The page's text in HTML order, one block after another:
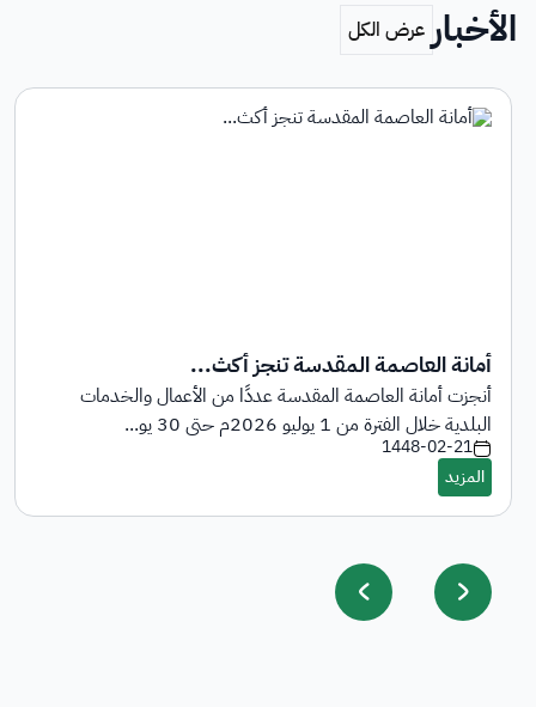
الأخبار
أمانة العاصمة المقدسة تنجز أكث...
أنجزت أمانة العاصمة المقدسة عددًا من الأعمال والخدمات
البلدية خلال الفترة من 1 يوليو 2026م حتى 30 يو...
1448-02-21